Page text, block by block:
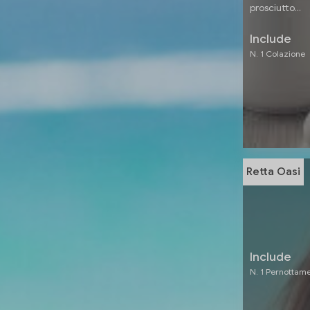
prosciutto...
Include
N. 1 Colazione
Retta Oasi
Include
N. 1